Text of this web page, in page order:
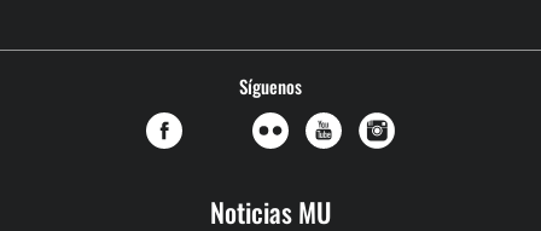
Síguenos
Noticias MU